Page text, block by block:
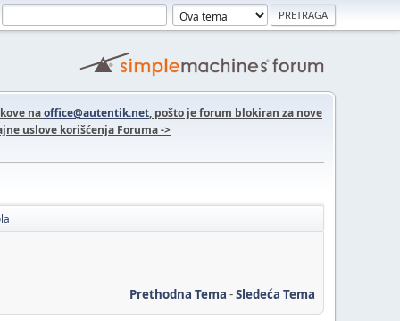
naoffice@autentik.net, pošto je forum blokiran za nove
uslove korišćenja Foruma ->
Prethodna Tema -Sledeća Tema